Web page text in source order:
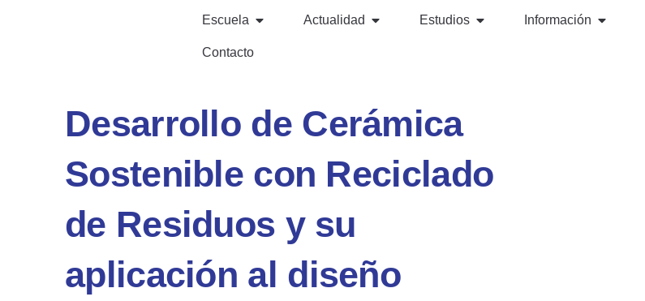
Escuela Actualidad Estudios Información
Contacto
Desarrollo de Cerámica
Sostenible con Reciclado
de Residuos y su
aplicación al diseño